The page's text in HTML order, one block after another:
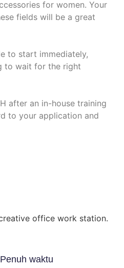
for women. Your
fields will be a great
to start immediately,
to wait for the right
after an in-house training
to your application and
waktu